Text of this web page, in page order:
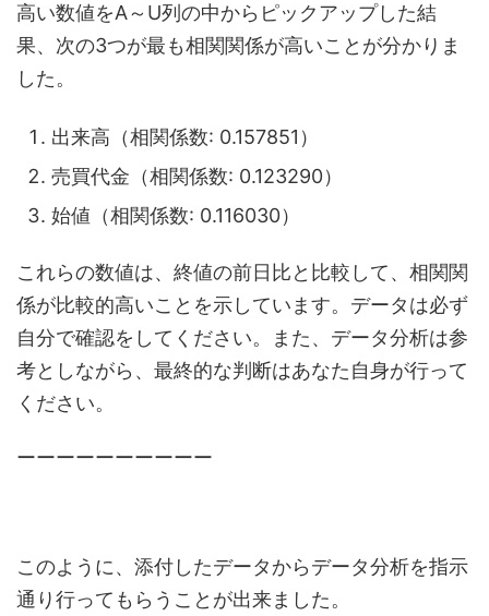
高い数値をA～U列の中からピックアップした結
果、次の3つが最も相関関係が高いことが分かりま
した。
出来高（相関係数: 0.157851）
売買代金（相関係数: 0.123290）
始値（相関係数: 0.116030）
これらの数値は、終値の前日比と比較して、相関関
係が比較的高いことを示しています。データは必ず
自分で確認をしてください。また、データ分析は参
考としながら、最終的な判断はあなた自身が行って
ください。
ーーーーーーーーーー
このように、添付したデータからデータ分析を指示
通り行ってもらうことが出来ました。